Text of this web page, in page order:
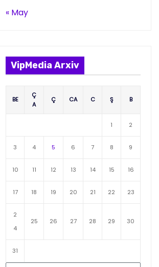
« May
VipMedia Arxiv
BE
Ç
A
Ç CA C Ş B
1 2
3 4 5 6 7 8 9
10 11 12 13 14 15 16
17 18 19 20 21 22 23
2
4
25 26 27 28 29 30
31